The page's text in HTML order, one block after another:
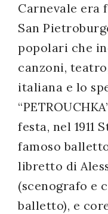
Carnevale era
San
popolari che
canzoni,
italiana e lo
festa, nel 1911
famoso
libretto di
(scenografo e
balletto), e